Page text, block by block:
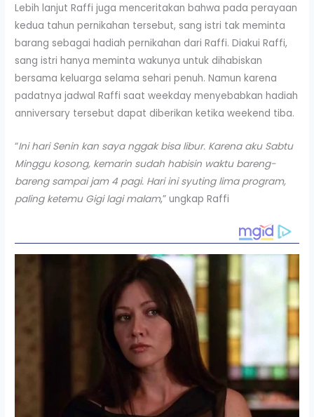
Lebih lanjut Raffi juga menceritakan bahwa pada perayaan
kedua tahun pernikahan tersebut, sang istri tak meminta
barang sebagai hadiah pernikahan dari Raffi. Diakui Raffi,
sang istri hanya meminta wakunya untuk dihabiskan
bersama keluarga selama sehari penuh. Namun karena
padatnya jadwal Raffi saat weekday menyebabkan hadiah
anniversary tersebut dapat diberikan ketika weekend tiba.
“Ini hari Senin kan saya nggak bisa libur. Karena aku Sabtu
Minggu kosong, kemarin sudah habisin waktu bareng-
bareng sampai jam 4 pagi. Hari ini syuting lima program,
paling ketemu Gigi lagi malam,” ungkap Raffi